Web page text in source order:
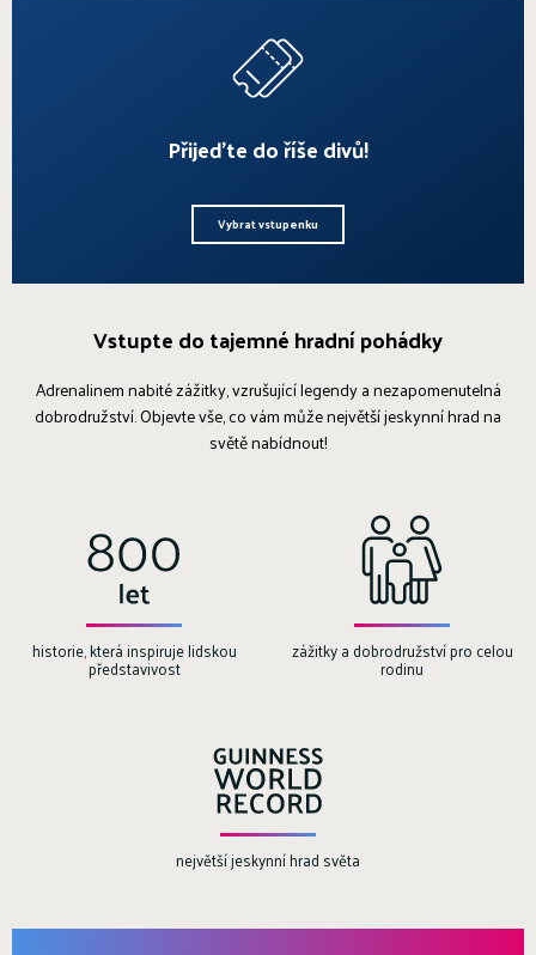
Přijeďte do říše divů!
Vybrat vstupenku
Vstupte do tajemné hradní pohádky
Adrenalinem nabité zážitky, vzrušující legendy a nezapomenutelná
dobrodružství. Objevte vše, co vám může největší jeskynní hrad na
světě nabídnout!
historie, která inspiruje lidskou
představivost
zážitky a dobrodružství pro celou
rodinu
největší jeskynní hrad světa